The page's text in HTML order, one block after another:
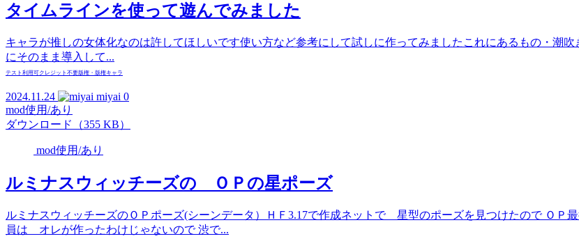
タイムラインを使って遊んでみました
キャラが推しの女体化なのは許してほしいです使い方など参考にして試しに作ってみましたこれにあるもの・潮
にそのまま導入して...
テスト 利用可クレジット不要版権・版権キャラ
2024.11.24 miyai 0
mod使用/あり
ダウンロード（355 KB）
mod使用/あり
ルミナスウィッチーズの ＯＰの星ポーズ
ルミナスウィッチーズのＯＰポーズ(シーンデータ）ＨＦ3.17で作成ネットで 星型のポーズを見つけたので ＯＰ
員は オレが作ったわけじゃないので 渋で...